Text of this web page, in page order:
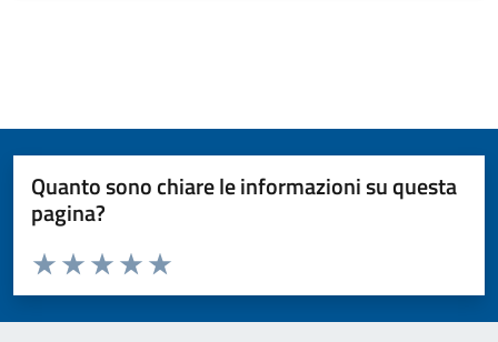
Quanto sono chiare le informazioni su questa
pagina?
Valuta da 1 a 5 stelle la pagina
Valuta 5 stelle su 5
Valuta 4 stelle su 5
Valuta 3 stelle su 5
Valuta 2 stelle su 5
Valuta 1 stelle su 5